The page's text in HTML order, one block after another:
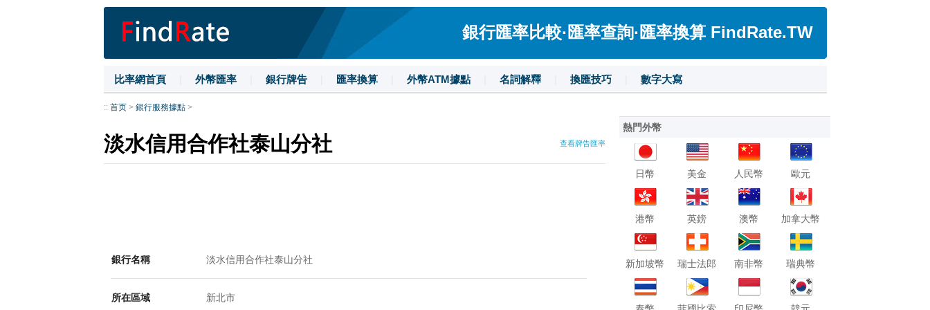
銀行匯率比較·匯率查詢·匯率換算 FindRate.TW
比率網首頁 外幣匯率 銀行牌告 匯率換算 外幣ATM據點 名詞解釋 換匯技巧 數字大寫
:: 首页> 銀行服務據點>
淡水信用合作社泰山分社 查看牌告匯率
銀行名稱 淡水信用合作社泰山分社
所在區域 新北市
熱門外幣
日幣 美金 人民幣 歐元
港幣 英鎊 澳幣 加拿大幣
新加坡幣 瑞士法郎 南非幣 瑞典幣